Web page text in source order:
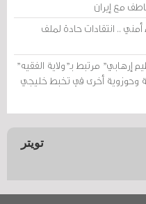
.. انتقادات حادة لملف
إرهابي" مرتبط بـ"ولاية الفقيه"
وحوزوية أخرى في تخبط خليجي
تويتر